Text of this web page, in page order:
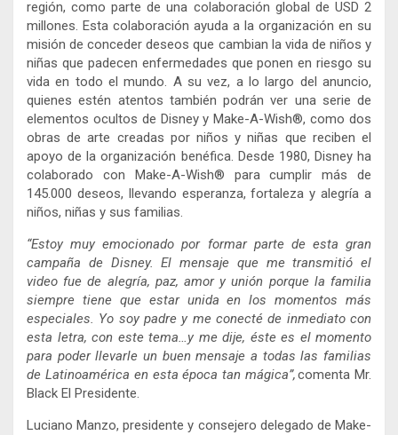
región, como parte de una colaboración global de USD 2
millones. Esta colaboración ayuda a la organización en su
misión de conceder deseos que cambian la vida de niños y
niñas que padecen enfermedades que ponen en riesgo su
vida en todo el mundo. A su vez, a lo largo del anuncio,
quienes estén atentos también podrán ver una serie de
elementos ocultos de Disney y Make-A-Wish®, como dos
obras de arte creadas por niños y niñas que reciben el
apoyo de la organización benéfica. Desde 1980, Disney ha
colaborado con Make-A-Wish®️ para cumplir más de
145.000 deseos, llevando esperanza, fortaleza y alegría a
niños, niñas y sus familias.
“Estoy muy emocionado por formar parte de esta gran
campaña de Disney. El mensaje que me transmitió el
video fue de alegría, paz, amor y unión porque la familia
siempre tiene que estar unida en los momentos más
especiales. Yo soy padre y me conecté de inmediato con
esta letra, con este tema…y me dije, éste es el momento
para poder llevarle un buen mensaje a todas las familias
de Latinoamérica en esta época tan mágica”,comenta Mr.
Black El Presidente.
Luciano Manzo, presidente y consejero delegado de Make-